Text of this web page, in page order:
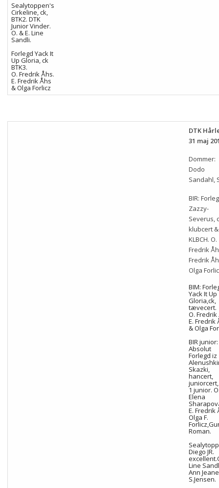
Sealytoppen's
Cirkeline, ck,
BTK2. DTK
Junior Vinder.
O. & E. Line
Sandli.
Forlegd Yack It
Up Gloria, ck
BTK3.
O. Fredrik Åhs.
E. Fredrik Åhs
& Olga Forlicz
DTK
31 maj
Dommer:
Dodo
Sandahl,
BIR:
Zazzy-
Severus,
klubcert
KLBCH. O.
Fredrik
Fredrik
Olga
BIM:
Yack It Up
Gloria,ck,
tævecert.
O. Fredrik
E. Fredrik
& Olga
BIR junior:
Absolut
Forlegd iz
Skazki,
hancert,
juniorcert,
1 junior.
Elena
E. Fredrik
Olga F.
Roman.
Diego JR.
Line
Ann
S.Jensen.